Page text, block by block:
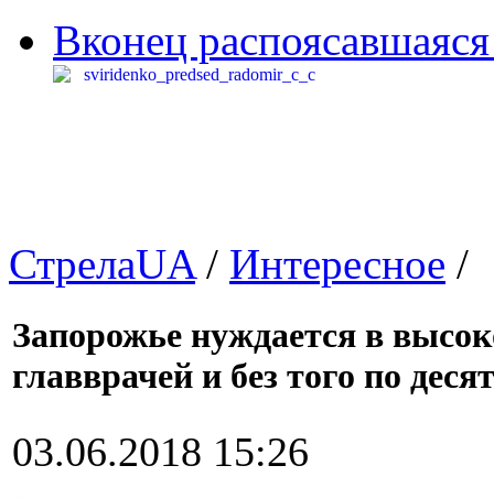
Вконец
СтрелаUA/ Интересное /
Запорожье нуждается в
главврачей и без того по
03.06.2018 15:26